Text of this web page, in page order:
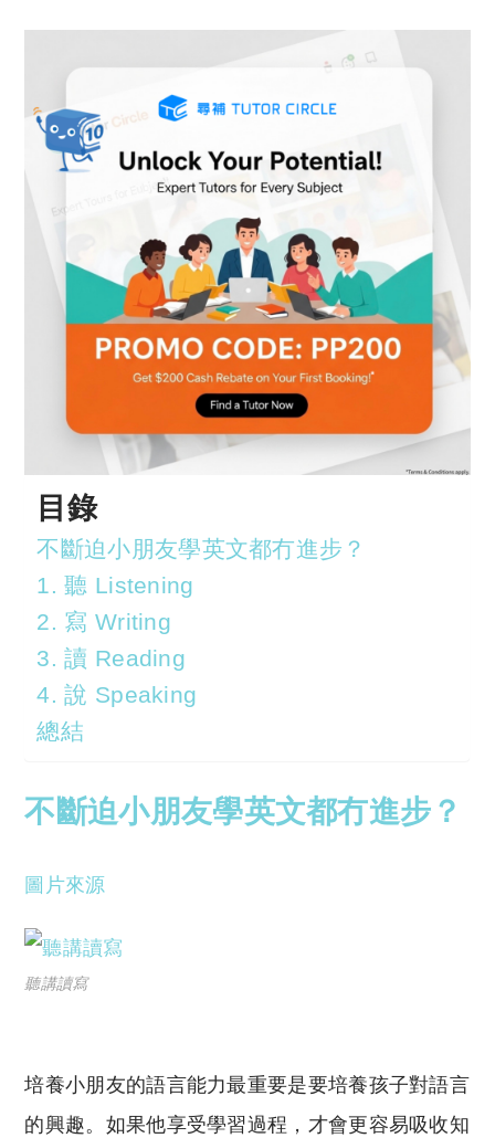
目錄
不斷迫小朋友學英文都冇進步？
1. 聽 Listening
2. 寫 Writing
3. 讀 Reading
4. 說 Speaking
總結
不斷迫小朋友學英文都冇進步？
圖片來源
聽講讀寫
培養小朋友的語言能力最重要是要培養孩子對語言
的興趣。如果他享受學習過程，才會更容易吸收知